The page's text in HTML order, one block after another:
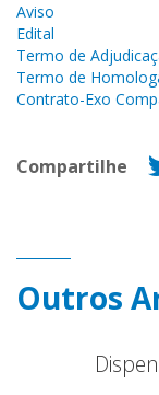
Aviso
Edital
Termo de
Termo de
Contrato-Exo
Compartilhe
Outros